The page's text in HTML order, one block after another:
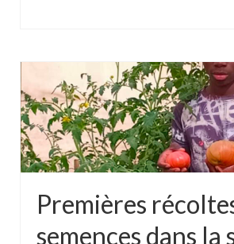
Premières
semences dans la